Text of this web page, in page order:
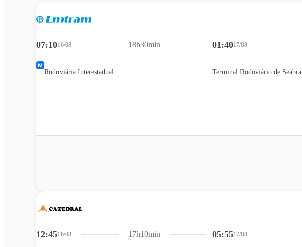
07:1016/08
Rodoviária Interestadual
01:4017/08
Terminal Rodoviário de Seabra
18h30min
12:4516/08 05:5517/08
17h10min